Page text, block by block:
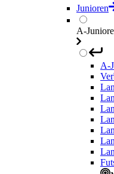
Junioren
A-
A-